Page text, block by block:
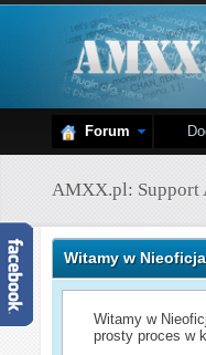
Forum
AMXX.pl: Support
Witamy w
Witamy w
prosty proces w